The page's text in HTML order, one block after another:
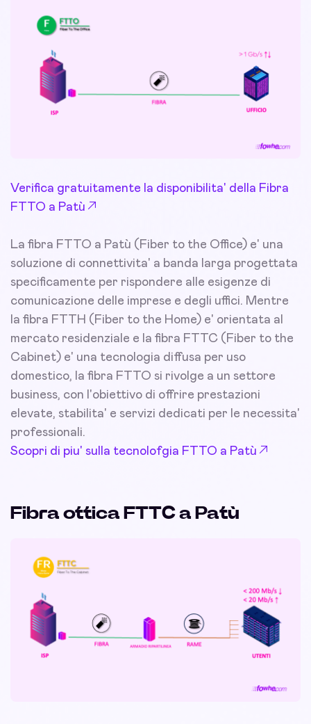
Verifica gratuitamente la disponibilita' della Fibra
FTTO a Patù
La fibra FTTO a Patù (Fiber to the Office) e' una
soluzione di connettivita' a banda larga progettata
specificamente per rispondere alle esigenze di
comunicazione delle imprese e degli uffici. Mentre
la fibra FTTH (Fiber to the Home) e' orientata al
mercato residenziale e la fibra FTTC (Fiber to the
Cabinet) e' una tecnologia diffusa per uso
domestico, la fibra FTTO si rivolge a un settore
business, con l'obiettivo di offrire prestazioni
elevate, stabilita' e servizi dedicati per le necessita'
professionali.
Scopri di piu' sulla tecnolofgia FTTO a Patù
Fibra ottica FTTC a Patù